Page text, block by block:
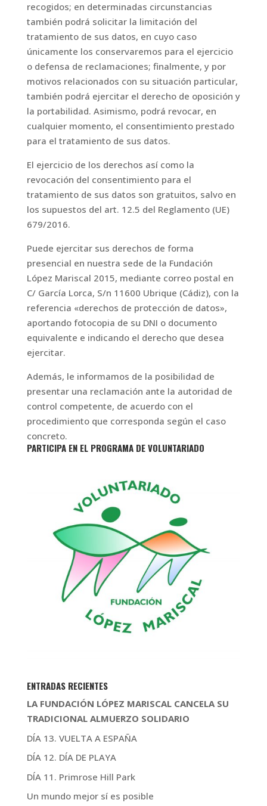
recogidos; en determinadas circunstancias
también podrá solicitar la limitación del
tratamiento de sus datos, en cuyo caso
únicamente los conservaremos para el ejercicio
o defensa de reclamaciones; finalmente, y por
motivos relacionados con su situación particular,
también podrá ejercitar el derecho de oposición y
la portabilidad. Asimismo, podrá revocar, en
cualquier momento, el consentimiento prestado
para el tratamiento de sus datos.
El ejercicio de los derechos así como la
revocación del consentimiento para el
tratamiento de sus datos son gratuitos, salvo en
los supuestos del art. 12.5 del Reglamento (UE)
679/2016.
Puede ejercitar sus derechos de forma
presencial en nuestra sede de la Fundación
López Mariscal 2015, mediante correo postal en
C/ García Lorca, S/n 11600 Ubrique (Cádiz), con la
referencia «derechos de protección de datos»,
aportando fotocopia de su DNI o documento
equivalente e indicando el derecho que desea
ejercitar.
Además, le informamos de la posibilidad de
presentar una reclamación ante la autoridad de
control competente, de acuerdo con el
procedimiento que corresponda según el caso
concreto.
PARTICIPA EN EL PROGRAMA DE VOLUNTARIADO
ENTRADAS RECIENTES
LA FUNDACIÓN LÓPEZ MARISCAL CANCELA SU
TRADICIONAL ALMUERZO SOLIDARIO
DÍA 13. VUELTA A ESPAÑA
DÍA 12. DÍA DE PLAYA
DÍA 11. Primrose Hill Park
Un mundo mejor sí es posible